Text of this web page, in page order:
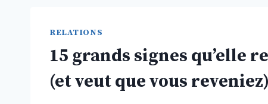
RELATIONS
15 grands signes qu’elle
(et veut que vous reveniez)